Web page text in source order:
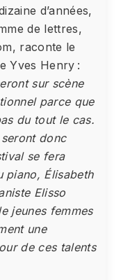
d’années,
de lettres,
raconte le
Yves Henry :
sur scène
parce que
du tout le cas.
donc
se fera
piano, Élisabeth
Elisso
jeunes femmes
une
de ces talents